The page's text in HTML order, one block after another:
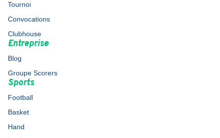
Tournoi
Convocations
Clubhouse
Entreprise
Blog
Groupe Scorers
Sports
Football
Basket
Hand